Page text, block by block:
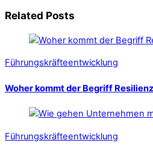
Related Posts
Führungskräfteentwicklung
Woher kommt der Begriff
Führungskräfteentwicklung